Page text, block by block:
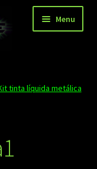
Menu
tinta líquida metálica